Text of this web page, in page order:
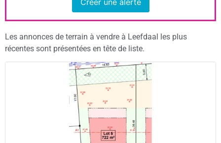
Créer une alerte
Les annonces de terrain à vendre à Leefdaal les plus
récentes sont présentées en tête de liste.